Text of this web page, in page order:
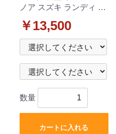
ノア スズキ ランディ 90
チェック柄シリーズ 社
外新品
￥13,500
数量
カートに入れる